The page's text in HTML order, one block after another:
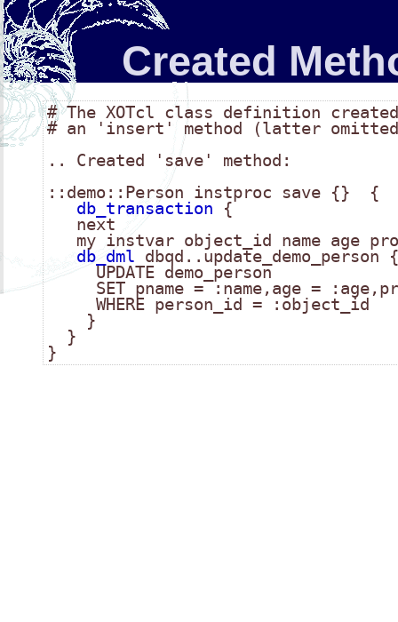
Created
# The XOTcl class definition
# an 'insert' method (latter
.. Created 'save' method:
::demo::Person instproc save {}  {
db_transaction {
next
my instvar object_id name age
db_dml dbqd..update_demo_person
UPDATE demo_person
SET pname = :name,age =
WHERE person_id = :object_id
}
}
}